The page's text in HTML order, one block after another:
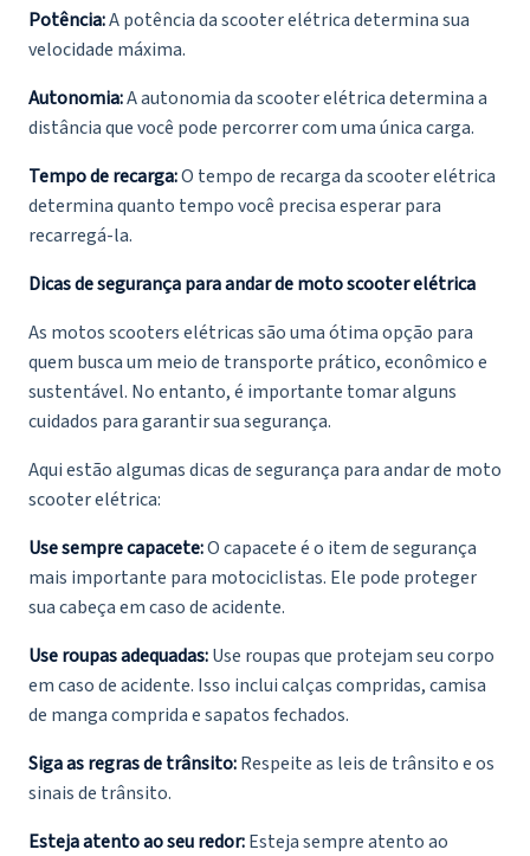
Potência:A potência da scooter elétrica determina sua
velocidade máxima.
Autonomia:A autonomia da scooter elétrica determina a
distância que você pode percorrer com uma única carga.
Tempo de recarga:O tempo de recarga da scooter elétrica
determina quanto tempo você precisa esperar para
recarregá-la.
Dicas de segurança para andar de moto scooter elétrica
As motos scooters elétricas são uma ótima opção para
quem busca um meio de transporte prático, econômico e
sustentável. No entanto, é importante tomar alguns
cuidados para garantir sua segurança.
Aqui estão algumas dicas de segurança para andar de moto
scooter elétrica:
Use sempre capacete:O capacete é o item de segurança
mais importante para motociclistas. Ele pode proteger
sua cabeça em caso de acidente.
Use roupas adequadas:Use roupas que protejam seu corpo
em caso de acidente. Isso inclui calças compridas, camisa
de manga comprida e sapatos fechados.
Siga as regras de trânsito:Respeite as leis de trânsito e os
sinais de trânsito.
Esteja atento ao seu redor:Esteja sempre atento ao